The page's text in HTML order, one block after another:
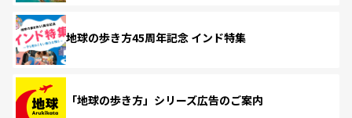
地球の歩き方45周年記念 インド特集
「地球の歩き方」シリーズ広告のご案内